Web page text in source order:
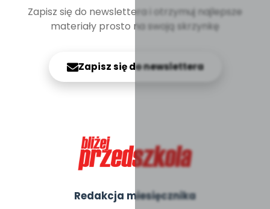
Zapisz się do newslettera i otrzymuj najlepsze
materiały prosto na swoją skrzynkę
Zapisz się do newslettera
Redakcja miesięcznika